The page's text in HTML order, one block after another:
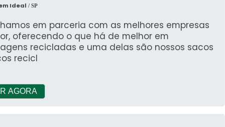
melhorar a sustentabilidade na produção. Ao
podem explorar novas formas de incorporar
Essa abordagem não só ajuda a reduzir
da marca no mercado.
DOS PRODUTOS
Ideal / SP
em parceria com as melhores empresas
oferecendo o que há de melhor em
recicladas e uma delas são nossos sacos
recicl
AGORA